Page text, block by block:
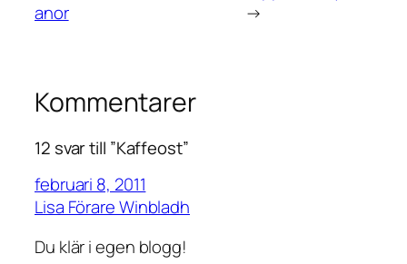
anor
→
Kommentarer
12 svar till ”Kaffeost”
februari 8, 2011
Lisa Förare Winbladh
Du klär i egen blogg!